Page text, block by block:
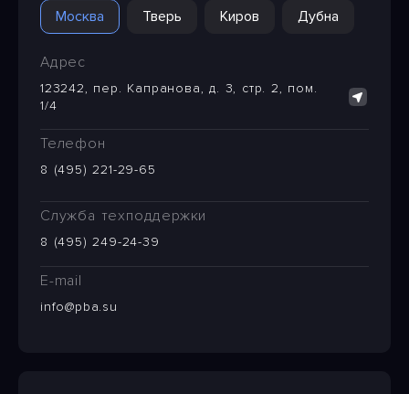
Москва Тверь Киров Дубна
Адрес
123242, пер. Капранова, д. 3, стр. 2, пом.
1/4
Телефон
8 (495) 221-29-65
Служба техподдержки
8 (495) 249-24-39
E-mail
info@pba.su